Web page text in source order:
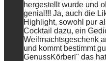
hergestellt wurde und
genial!!! Ja, auch die
Highlight, sowohl pur
Cocktail dazu, ein
Weihnachtsgeschenk
und kommt bestimmt
GenussKörberl" das